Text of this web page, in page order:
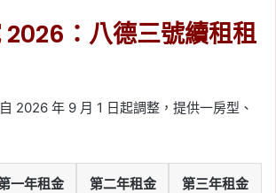
2026：八德三號續租租
2026 年 9 月 1 日起調整，提供一房型、
一年租金 第二年租金 第三年租金